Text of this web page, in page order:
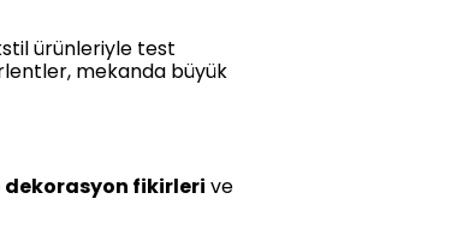
ürünleriyle test
mekanda büyük
dekorasyon fikirleri ve